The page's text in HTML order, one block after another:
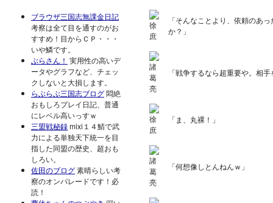
ブラウザ三国志無課金日記
考察は全て目を通すのがお
すすめ！目からＣＰ・・・
いや鱗です。
ぶらさん！ 実用性の高いデ
ータやグラフなど、チェッ
クしないと大損します。
らぶらぶ三国志ブログ悶絶
おもしろプレイ日記、普通
にレベル高いっすｗ
三盟戦秘録mixi１４鯖で武
力による単独天下統一を目
指した同盟の歴史、超おも
しろい。
佐田のブログ素晴らしい考
察のオンパレードです！必
読！
「そんなことより、依頼のあ
か？」
「戦争するなら超重要や。相
「ま、丸裸！」
「何想像しとんねんｗ」